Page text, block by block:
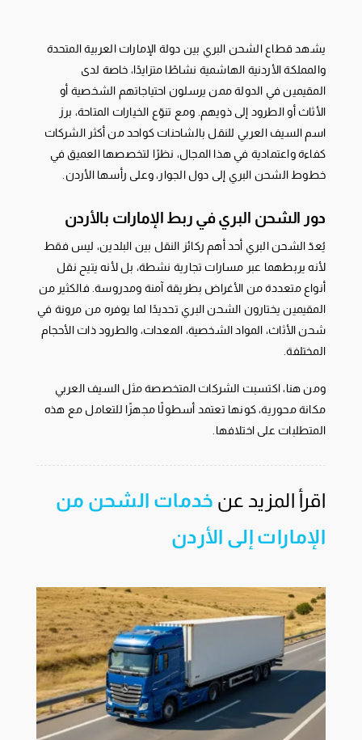
يشهد قطاع الشحن البري بين دولة الإمارات العربية المتحدة
والمملكة الأردنية الهاشمية نشاطًا متزايدًا، خاصة لدى
المقيمين في الدولة ممن يرسلون احتياجاتهم الشخصية أو
الأثاث أو الطرود إلى ذويهم. ومع تنوّع الخيارات المتاحة، برز
اسم السيف العربي للنقل بالشاحنات كواحد من أكثر الشركات
كفاءة واعتمادية في هذا المجال، نظرًا لتخصصها العميق في
خطوط الشحن البري إلى دول الجوار، وعلى رأسها الأردن.
دور الشحن البري في ربط الإمارات بالأردن
يُعدّ الشحن البري أحد أهم ركائز النقل بين البلدين، ليس فقط
لأنه يربطهما عبر مسارات تجارية نشطة، بل لأنه يتيح نقل
أنواع متعددة من الأغراض بطريقة آمنة ومدروسة. فالكثير من
المقيمين يختارون الشحن البري تحديدًا لما يوفره من مرونة في
شحن الأثاث، المواد الشخصية، المعدات، والطرود ذات الأحجام
المختلفة.
ومن هنا، اكتسبت الشركات المتخصصة مثل السيف العربي
مكانة محورية، كونها تعتمد أسطولًا مجهزًا للتعامل مع هذه
المتطلبات على اختلافها.
اقرأ المزيد عن خدمات الشحن من
الإمارات إلى الأردن